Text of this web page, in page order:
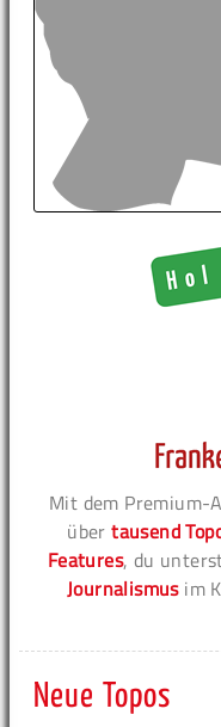
Mit dem Premium-
übertausend
Features, du
Journalismusim
Neue Topos